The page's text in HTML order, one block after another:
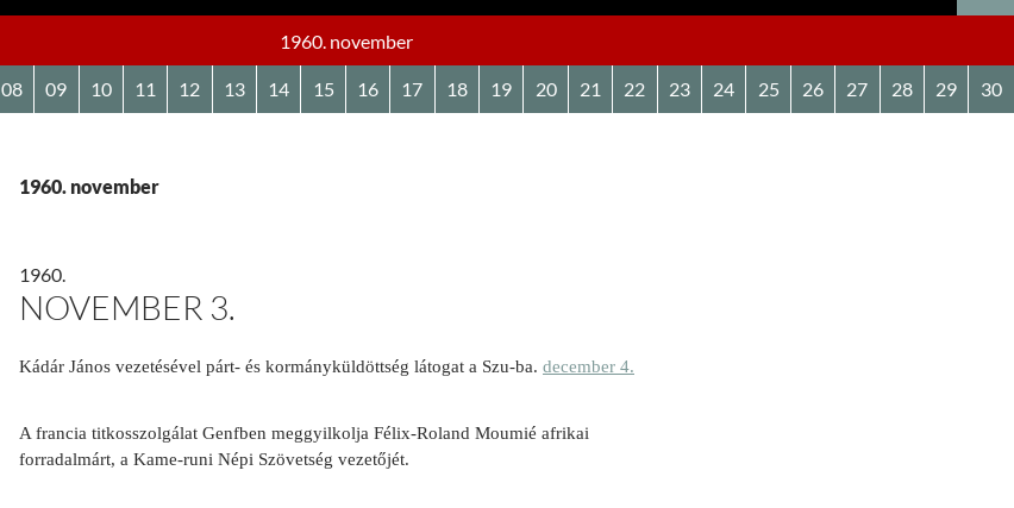
1960. november
08 09 10 11 12 13 14 15 16 17 18 19 20 21 22 23 24 25 26 27 28 29 30
1960. november
1960.
NOVEMBER 3.
Kádár János vezetésével párt- és kormányküldöttség látogat a Szu-ba. december 4.
A francia titkosszolgálat Genfben meggyilkolja Félix-Roland Moumié afrikai
forradalmárt, a Kame-runi Népi Szövetség vezetőjét.